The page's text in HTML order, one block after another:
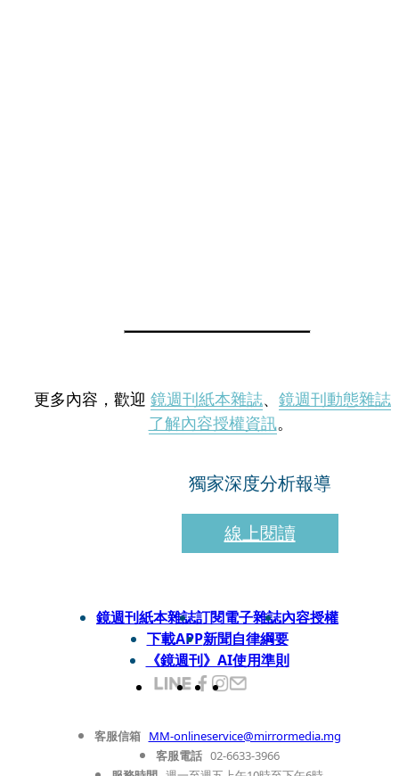
更多內容，歡迎 鏡週刊紙本雜誌、 鏡週刊動態雜誌
了解內容授權資訊。
獨家深度分析報導
線上閱讀
鏡週刊紙本雜誌訂閱電子雜誌內容授權
下載APP新聞自律綱要
《鏡週刊》AI使用準則
客服信箱 MM-onlineservice@mirrormedia.mg
客服電話 02-6633-3966